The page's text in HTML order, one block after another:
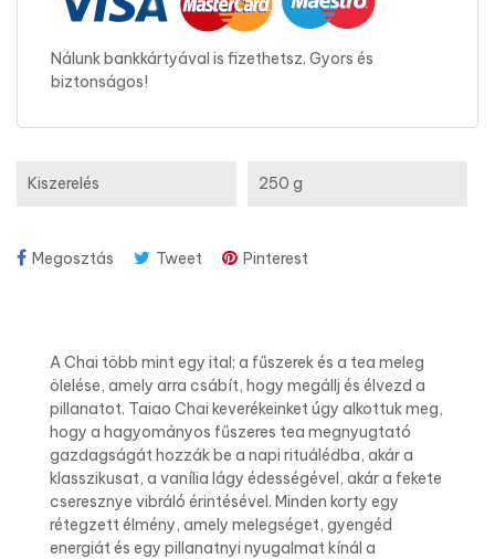
Nálunk bankkártyával is fizethetsz. Gyors és
biztonságos!
Kiszerelés 250 g
Megosztás Tweet Pinterest
A Chai több mint egy ital; a fűszerek és a tea meleg
ölelése, amely arra csábít, hogy megállj és élvezd a
pillanatot. Taiao Chai keverékeinket úgy alkottuk meg,
hogy a hagyományos fűszeres tea megnyugtató
gazdagságát hozzák be a napi rituálédba, akár a
klasszikusat, a vanília lágy édességével, akár a fekete
cseresznye vibráló érintésével. Minden korty egy
rétegzett élmény, amely melegséget, gyengéd
energiát és egy pillanatnyi nyugalmat kínál a